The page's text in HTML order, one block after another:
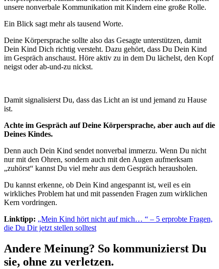
unsere nonverbale Kommunikation mit Kindern eine große Rolle.
Ein Blick sagt mehr als tausend Worte.
Deine Körpersprache sollte also das Gesagte unterstützen, damit
Dein Kind Dich richtig versteht. Dazu gehört, dass Du Dein Kind
im Gespräch anschaust. Höre aktiv zu in dem Du lächelst, den Kopf
neigst oder ab-und-zu nickst.
Damit signalisierst Du, dass das Licht an ist und jemand zu Hause
ist.
Achte im Gespräch auf Deine Körpersprache, aber auch auf die
Deines Kindes.
Denn auch Dein Kind sendet nonverbal immerzu. Wenn Du nicht
nur mit den Ohren, sondern auch mit den Augen aufmerksam
„zuhörst“ kannst Du viel mehr aus dem Gespräch herausholen.
Du kannst erkenne, ob Dein Kind angespannt ist, weil es ein
wirkliches Problem hat und mit passenden Fragen zum wirklichen
Kern vordringen.
Linktipp: „Mein Kind hört nicht auf mich… “ – 5 erprobte Fragen,
die Du Dir jetzt stellen solltest
Andere Meinung? So kommunizierst Du
sie, ohne zu verletzen.